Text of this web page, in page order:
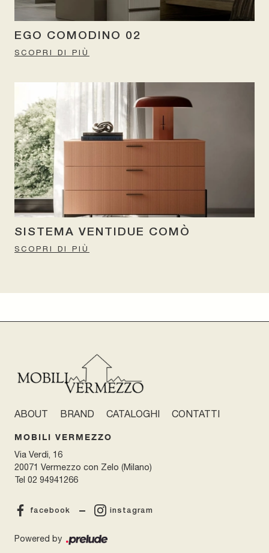
EGO COMODINO 02
SCOPRI DI PIÙ
SISTEMA VENTIDUE COMÒ
SCOPRI DI PIÙ
ABOUT BRAND CATALOGHI CONTATTI
MOBILI VERMEZZO
Via Verdi, 16
20071 Vermezzo con Zelo (Milano)
Tel 02 94941266
facebook instagram
Powered by